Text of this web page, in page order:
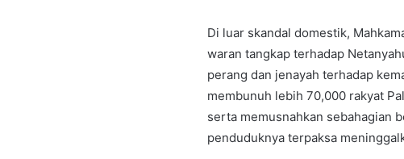
Di luar skandal domestik,
waran tangkap terhadap
perang dan jenayah terhadap
membunuh lebih 70,000 rakyat
serta memusnahkan sebahagian
penduduknya terpaksa